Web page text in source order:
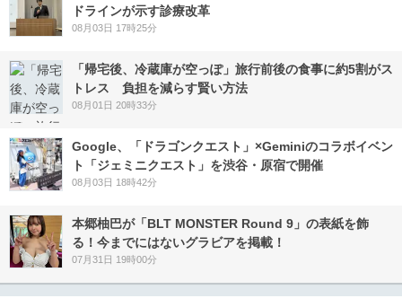
ドラインが示す診療改革
08月03日 17時25分
「帰宅後、冷蔵庫が空っぽ」旅行前後の食事に約5割がス
トレス 負担を減らす賢い方法
08月01日 20時33分
Google、「ドラゴンクエスト」×Geminiのコラボイベン
ト「ジェミニクエスト」を渋谷・原宿で開催
08月03日 18時42分
本郷柚巴が「BLT MONSTER Round 9」の表紙を飾
る！今までにはないグラビアを掲載！
07月31日 19時00分